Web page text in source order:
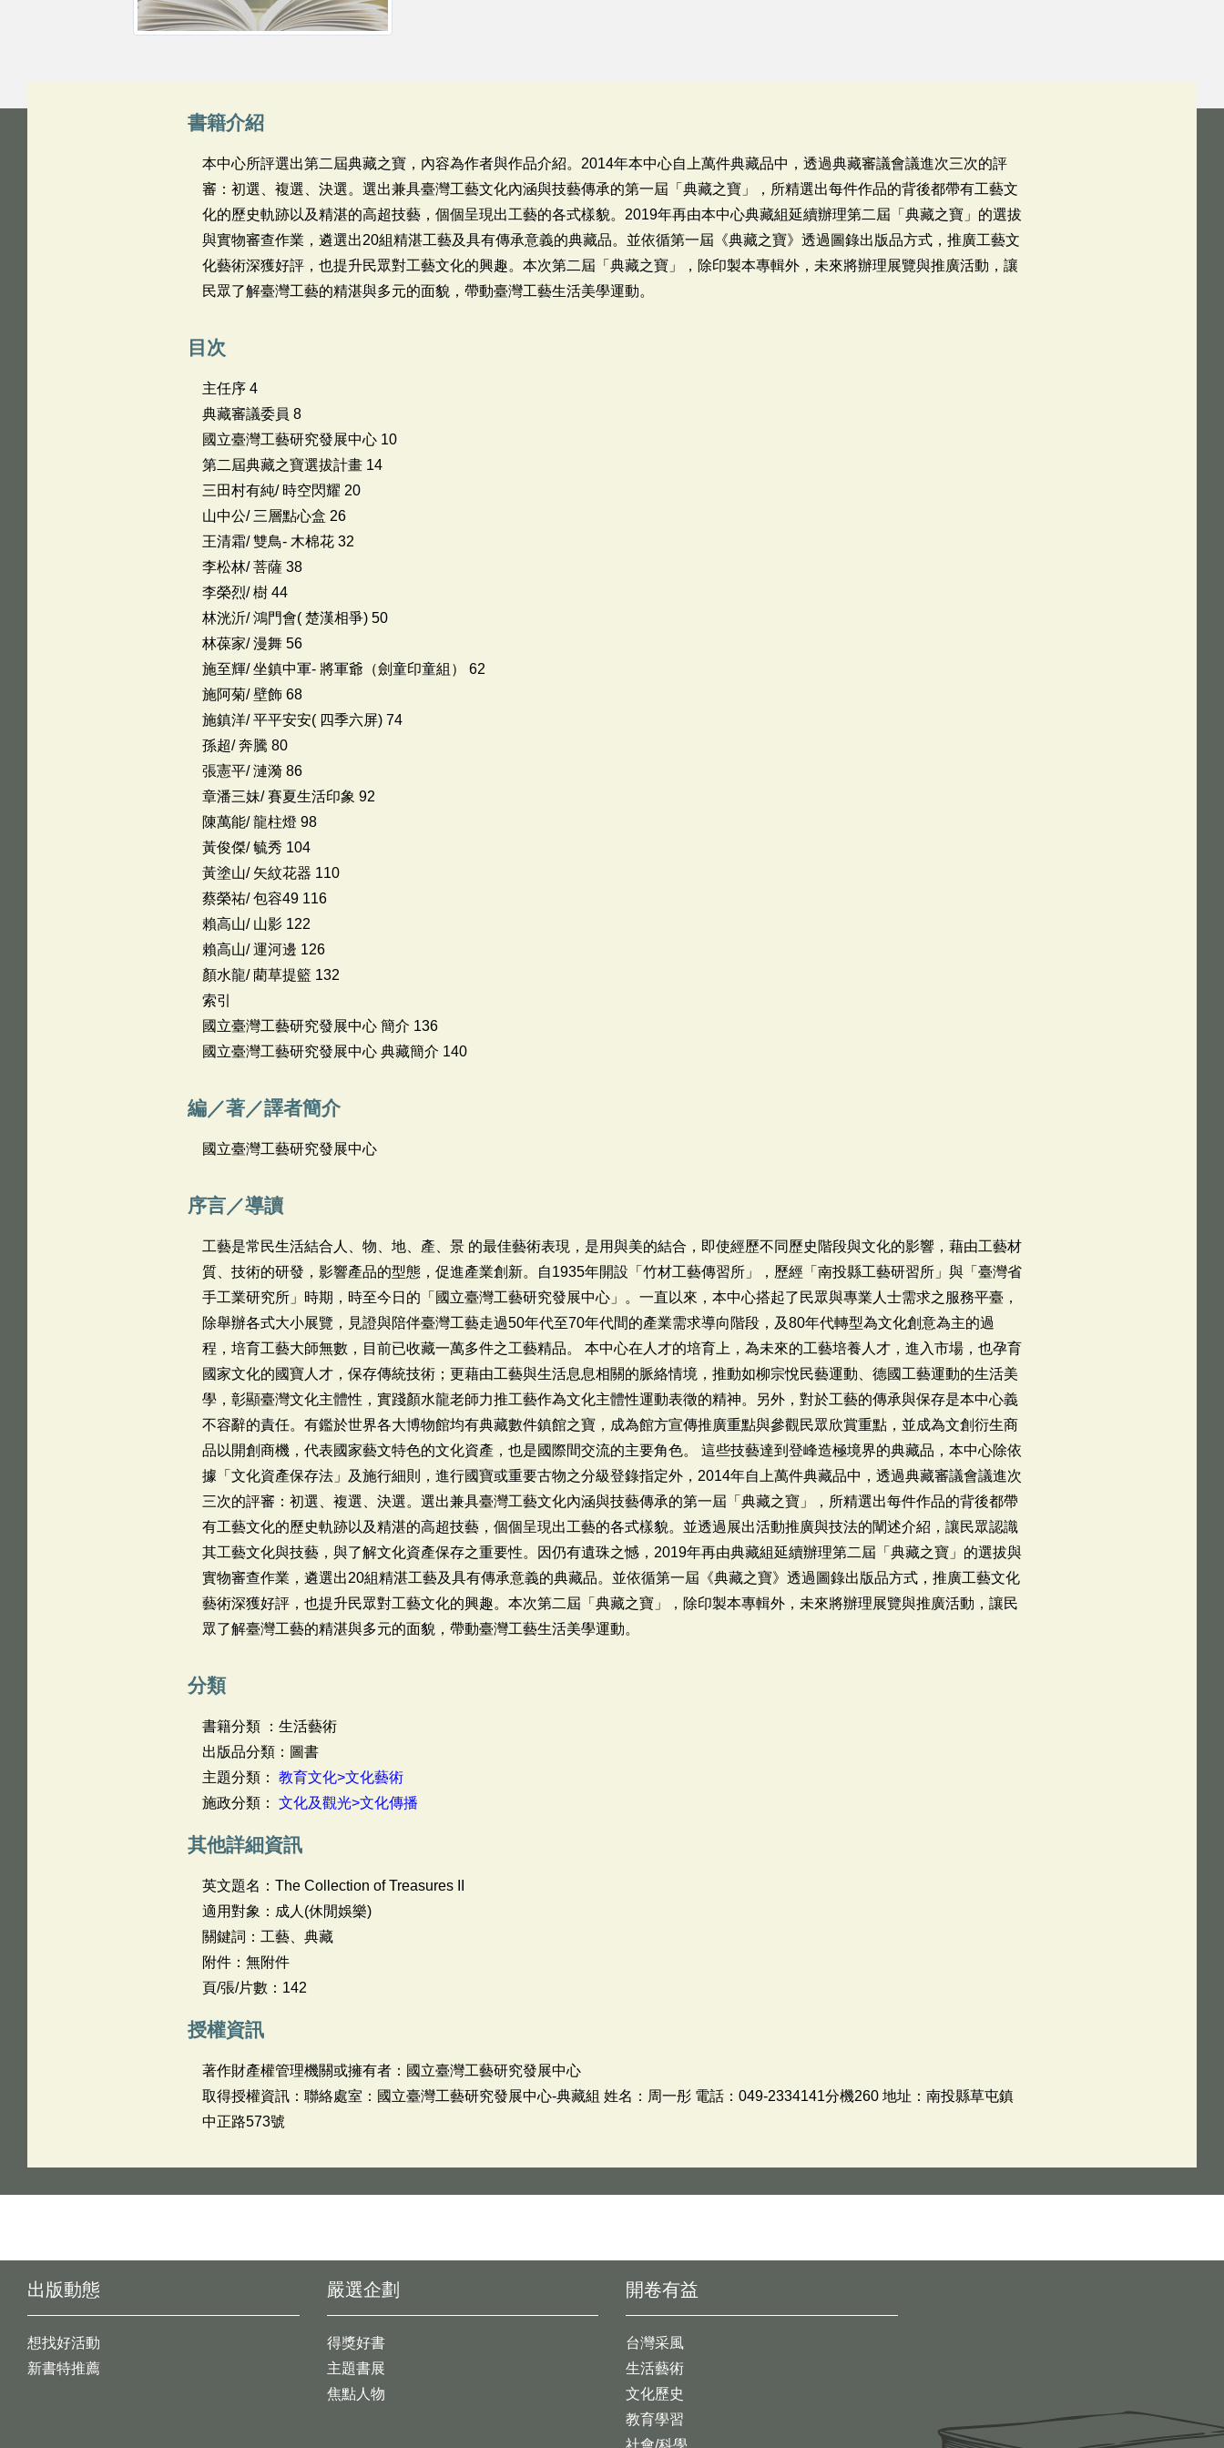
書籍介紹
本中心所評選出第二屆典藏之寶，內容為作者與作品介紹。2014年本中心自上萬件典藏品中，透過典藏審議會議進次三次的評
審：初選、複選、決選。選出兼具臺灣工藝文化內涵與技藝傳承的第一屆「典藏之寶」，所精選出每件作品的背後都帶有工藝文
化的歷史軌跡以及精湛的高超技藝，個個呈現出工藝的各式樣貌。2019年再由本中心典藏組延續辦理第二屆「典藏之寶」的選拔
與實物審查作業，遴選出20組精湛工藝及具有傳承意義的典藏品。並依循第一屆《典藏之寶》透過圖錄出版品方式，推廣工藝文
化藝術深獲好評，也提升民眾對工藝文化的興趣。本次第二屆「典藏之寶」，除印製本專輯外，未來將辦理展覽與推廣活動，讓
民眾了解臺灣工藝的精湛與多元的面貌，帶動臺灣工藝生活美學運動。
目次
主任序 4
典藏審議委員 8
國立臺灣工藝研究發展中心 10
第二屆典藏之寶選拔計畫 14
三田村有純/ 時空閃耀 20
山中公/ 三層點心盒 26
王清霜/ 雙鳥- 木棉花 32
李松林/ 菩薩 38
李榮烈/ 樹 44
林洸沂/ 鴻門會( 楚漢相爭) 50
林葆家/ 漫舞 56
施至輝/ 坐鎮中軍- 將軍爺（劍童印童組） 62
施阿菊/ 壁飾 68
施鎮洋/ 平平安安( 四季六屏) 74
孫超/ 奔騰 80
張憲平/ 漣漪 86
章潘三妹/ 賽夏生活印象 92
陳萬能/ 龍柱燈 98
黃俊傑/ 毓秀 104
黃塗山/ 矢紋花器 110
蔡榮祐/ 包容49 116
賴高山/ 山影 122
賴高山/ 運河邊 126
顏水龍/ 藺草提籃 132
索引
國立臺灣工藝研究發展中心 簡介 136
國立臺灣工藝研究發展中心 典藏簡介 140
編／著／譯者簡介
國立臺灣工藝研究發展中心
序言／導讀
工藝是常民生活結合人、物、地、產、景 的最佳藝術表現，是用與美的結合，即使經歷不同歷史階段與文化的影響，藉由工藝材
質、技術的研發，影響產品的型態，促進產業創新。自1935年開設「竹材工藝傳習所」，歷經「南投縣工藝研習所」與「臺灣省
手工業研究所」時期，時至今日的「國立臺灣工藝研究發展中心」。一直以來，本中心搭起了民眾與專業人士需求之服務平臺，
除舉辦各式大小展覽，見證與陪伴臺灣工藝走過50年代至70年代間的產業需求導向階段，及80年代轉型為文化創意為主的過
程，培育工藝大師無數，目前已收藏一萬多件之工藝精品。 本中心在人才的培育上，為未來的工藝培養人才，進入市場，也孕育
國家文化的國寶人才，保存傳統技術；更藉由工藝與生活息息相關的脈絡情境，推動如柳宗悅民藝運動、德國工藝運動的生活美
學，彰顯臺灣文化主體性，實踐顏水龍老師力推工藝作為文化主體性運動表徵的精神。另外，對於工藝的傳承與保存是本中心義
不容辭的責任。有鑑於世界各大博物館均有典藏數件鎮館之寶，成為館方宣傳推廣重點與參觀民眾欣賞重點，並成為文創衍生商
品以開創商機，代表國家藝文特色的文化資產，也是國際間交流的主要角色。 這些技藝達到登峰造極境界的典藏品，本中心除依
據「文化資產保存法」及施行細則，進行國寶或重要古物之分級登錄指定外，2014年自上萬件典藏品中，透過典藏審議會議進次
三次的評審：初選、複選、決選。選出兼具臺灣工藝文化內涵與技藝傳承的第一屆「典藏之寶」，所精選出每件作品的背後都帶
有工藝文化的歷史軌跡以及精湛的高超技藝，個個呈現出工藝的各式樣貌。並透過展出活動推廣與技法的闡述介紹，讓民眾認識
其工藝文化與技藝，與了解文化資產保存之重要性。因仍有遺珠之憾，2019年再由典藏組延續辦理第二屆「典藏之寶」的選拔與
實物審查作業，遴選出20組精湛工藝及具有傳承意義的典藏品。並依循第一屆《典藏之寶》透過圖錄出版品方式，推廣工藝文化
藝術深獲好評，也提升民眾對工藝文化的興趣。本次第二屆「典藏之寶」，除印製本專輯外，未來將辦理展覽與推廣活動，讓民
眾了解臺灣工藝的精湛與多元的面貌，帶動臺灣工藝生活美學運動。
分類
書籍分類 ：生活藝術
出版品分類：圖書
主題分類： 教育文化>文化藝術
施政分類： 文化及觀光>文化傳播
其他詳細資訊
英文題名： The Collection of Treasures II
適用對象：成人(休閒娛樂)
關鍵詞：工藝、典藏
附件：無附件
頁/張/片數：142
授權資訊
著作財產權管理機關或擁有者：國立臺灣工藝研究發展中心
取得授權資訊：聯絡處室：國立臺灣工藝研究發展中心-典藏組 姓名：周一彤 電話：049-2334141分機260 地址：南投縣草屯鎮
中正路573號
出版動態
想找好活動
新書特推薦
開卷有益
台灣采風
生活藝術
文化歷史
教育學習
社會/科學
嚴選企劃
得獎好書
主題書展
焦點人物